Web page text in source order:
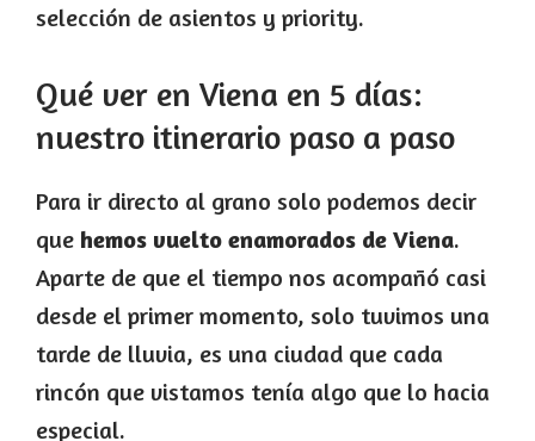
selección de asientos y priority.
Qué ver en Viena en 5 días:
nuestro itinerario paso a paso
Para ir directo al grano solo podemos decir
que hemos vuelto enamorados de Viena.
Aparte de que el tiempo nos acompañó casi
desde el primer momento, solo tuvimos una
tarde de lluvia, es una ciudad que cada
rincón que vistamos tenía algo que lo hacia
especial.